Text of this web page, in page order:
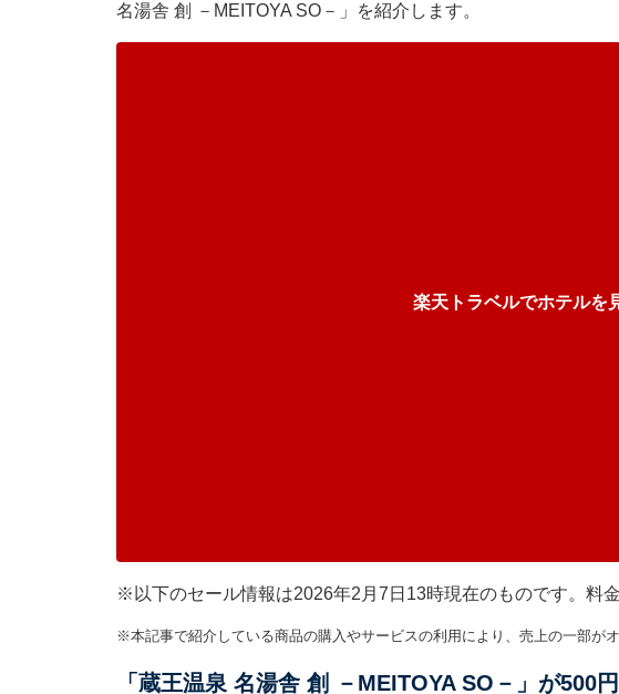
名湯舎 創 －MEITOYA SO－」を紹介します。
楽天トラベルでホテルを
※以下のセール情報は2026年2月7日13時現在のものです。料
※本記事で紹介している商品の購入やサービスの利用により、売上の一部が
「蔵王温泉 名湯舎 創 －MEITOYA SO－」が500